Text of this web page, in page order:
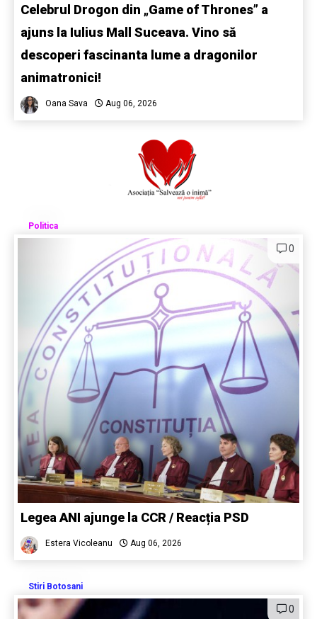
Celebrul Drogon din „Game of Thrones” a
ajuns la Iulius Mall Suceava. Vino să
descoperi fascinanta lume a dragonilor
animatronici!
Oana Sava Aug 06, 2026
Politica
0
Legea ANI ajunge la CCR / Reacția PSD
Estera Vicoleanu Aug 06, 2026
Stiri Botosani
0